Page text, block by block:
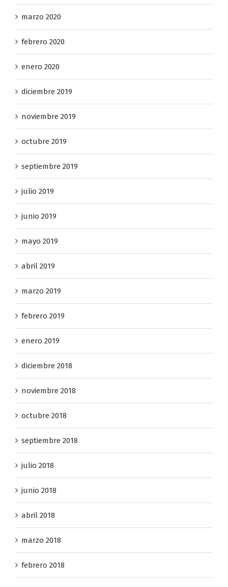
marzo 2020
febrero 2020
enero 2020
diciembre 2019
noviembre 2019
octubre 2019
septiembre 2019
julio 2019
junio 2019
mayo 2019
abril 2019
marzo 2019
febrero 2019
enero 2019
diciembre 2018
noviembre 2018
octubre 2018
septiembre 2018
julio 2018
junio 2018
abril 2018
marzo 2018
febrero 2018